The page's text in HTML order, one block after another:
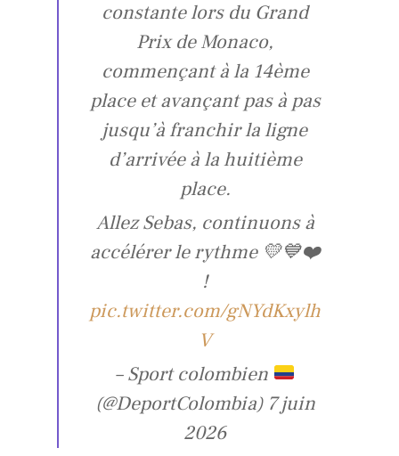
constante lors du Grand
Prix de Monaco,
commençant à la 14ème
place et avançant pas à pas
jusqu’à franchir la ligne
d’arrivée à la huitième
place.
Allez Sebas, continuons à
accélérer le rythme 💛💙❤️
!
pic.twitter.com/gNYdKxylh
V
– Sport colombien
(@DeportColombia) 7 juin
2026